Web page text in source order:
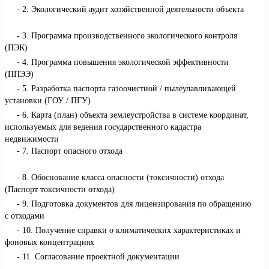
2. Экологический аудит хозяйственной деятельности объекта
3. Программа производственного экологического контроля
(ПЭК)
4. Программа повышения экологической эффективности
(ППЭЭ)
5. Разработка паспорта газоочистной / пылеулавливающей
установки (ГОУ / ПГУ)
6. Карта (план) объекта землеустройства в системе координат,
используемых для ведения государственного кадастра
недвижимости
7. Паспорт опасного отхода
8. Обоснование класса опасности (токсичности) отхода
(Паспорт токсичности отхода)
9. Подготовка документов для лицензирования по обращению
с отходами
10. Получение справки о климатических характеристиках и
фоновых концентрациях
11. Согласование проектной документации